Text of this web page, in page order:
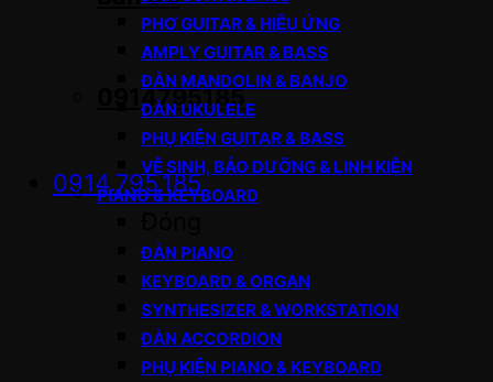
0914795185
0914.795.185
PHƠ GUITAR & HIỆU ỨNG
AMPLY GUITAR & BASS
ĐÀN MANDOLIN & BANJO
ĐÀN UKULELE
PHỤ KIỆN GUITAR & BASS
VỆ SINH, BẢO DƯỠNG & LINH KIỆN
PIANO & KEYBOARD
ĐÀN PIANO
KEYBOARD & ORGAN
SYNTHESIZER & WORKSTATION
ĐÀN ACCORDION
PHỤ KIỆN PIANO & KEYBOARD